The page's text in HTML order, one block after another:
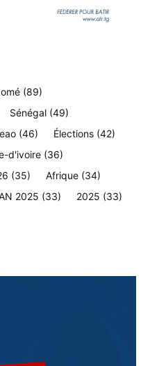
(89)
Sénégal (49)
(46) Élections (42)
d'ivoire (36)
(35) Afrique (34)
2025 (33) 2025 (33)